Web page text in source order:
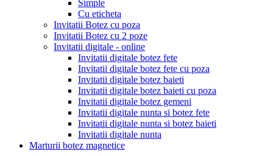
Simple
Cu eticheta
Invitatii Botez cu poza
Invitatii Botez cu 2 poze
Invitatii digitale - online
Invitatii digitale botez fete
Invitatii digitale botez fete cu poza
Invitatii digitale botez baieti
Invitatii digitale botez baieti cu poza
Invitatii digitale botez gemeni
Invitatii digitale nunta si botez fete
Invitatii digitale nunta si botez baieti
Invitatii digitale nunta
Marturii botez magnetice